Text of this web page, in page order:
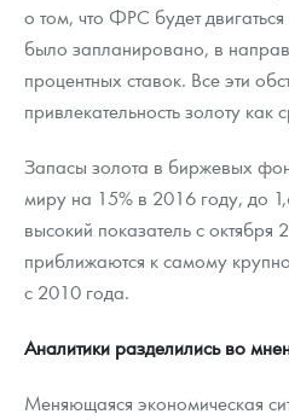
о том, что ФРС будет
было запланировано, в
процентных ставок. Все эти
привлекательность золоту как
Запасы золота в биржевых
миру на 15% в 2016 году, до
высокий показатель с октября
приближаются к самому
с 2010 года.
Аналитики разделились во
Меняющаяся экономическая